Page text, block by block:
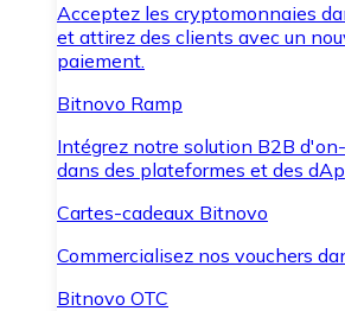
Acceptez les cryptomonnaies
et attirez des clients avec un
paiement.
Bitnovo Ramp
Intégrez notre solution B2B
dans des plateformes et des
Cartes-cadeaux Bitnovo
Commercialisez nos vouchers
Bitnovo OTC